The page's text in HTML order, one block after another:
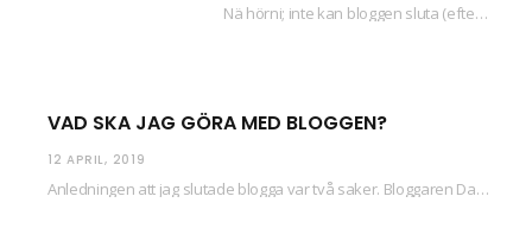
Nä hörni; inte kan bloggen sluta (eftersom jag så sällan uppdaterar skiten) i sånt supermoll.…
VAD SKA JAG GÖRA MED BLOGGEN?
12 APRIL, 2019
Anledningen att jag slutade blogga var två saker. Bloggaren Daniel skrev ut checkar som personen…